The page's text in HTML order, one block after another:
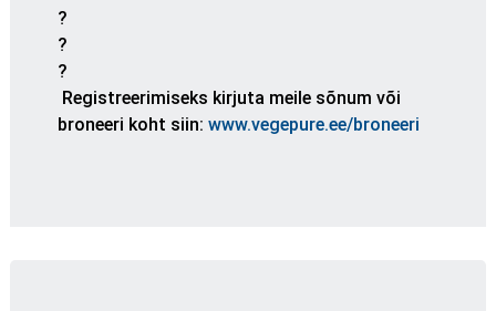
Registreerimiseks kirjuta meile sõnum või
broneeri koht siin: www.vegepure.ee/broneeri